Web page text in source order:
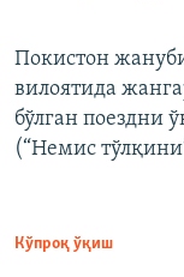
Покистон
вилоятида
бўлган поездни
(“Немис
Кўпроқ ўқиш